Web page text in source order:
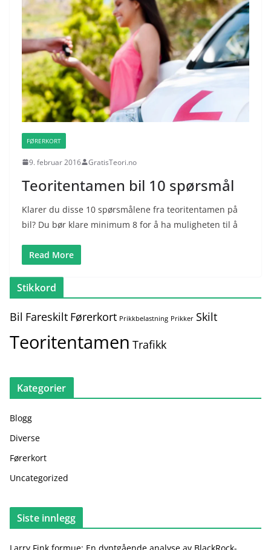
FØRERKORT
9. februar 2016 GratisTeori.no
Teoritentamen bil 10 spørsmål
Klarer du disse 10 spørsmålene fra teoritentamen på
bil? Du bør klare minimum 8 for å ha muligheten til å
Read More
Stikkord
Bil Fareskilt Førerkort Prikkbelastning Prikker Skilt
Teoritentamen Trafikk
Kategorier
Blogg
Diverse
Førerkort
Uncategorized
Siste innlegg
Larry Fink formue: En dyptgående analyse av BlackRock-